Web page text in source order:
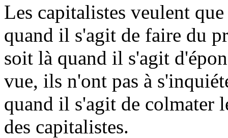
Les capitalistes veulent
quand il s'agit de faire du
soit là quand il s'agit
vue, ils n'ont pas à
quand il s'agit de colmater
des capitalistes.